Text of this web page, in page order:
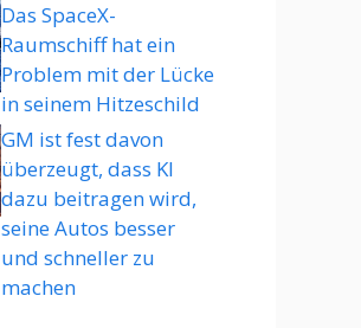
Das SpaceX-
Raumschiff hat ein
Problem mit der Lücke
in seinem Hitzeschild
GM ist fest davon
überzeugt, dass KI
dazu beitragen wird,
seine Autos besser
und schneller zu
machen